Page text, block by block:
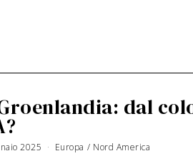
dal
2025 Europa / Nord America